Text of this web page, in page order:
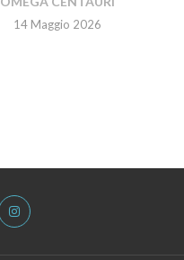
14 Maggio 2026